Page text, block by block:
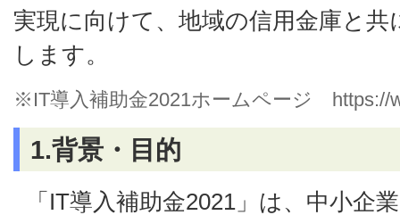
実現に向けて、地域の信用金庫と共
します。
※IT導入補助金2021ホームページ https://
1.背景・目的
「IT導入補助金2021」は、中小企